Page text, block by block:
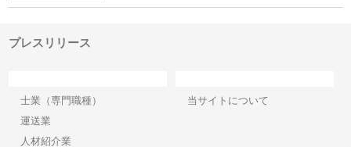
プレスリリース
士業（専門職種）
運送業
人材紹介業
当サイトについて